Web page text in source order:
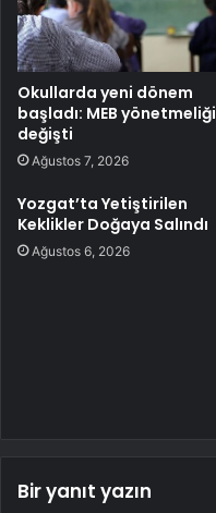
Okullarda yeni dönem
başladı: MEB yönetmeliği
değişti
Ağustos 7, 2026
Yozgat’ta Yetiştirilen
Keklikler Doğaya Salındı
Ağustos 6, 2026
Bir yanıt yazın